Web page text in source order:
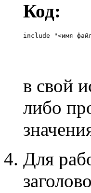
Код:
include "<имя
в свой
либо
Для